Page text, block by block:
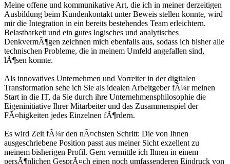
Meine offene und kommunikative Art, die ich in meiner derzeitigen
Ausbildung beim Kundenkontakt unter Beweis stellen konnte, wird
mir die Integration in ein bereits bestehendes Team erleichtern.
Belastbarkeit und ein gutes logisches und analytisches
DenkvermÃ¶gen zeichnen mich ebenfalls aus, sodass ich bisher alle
technischen Probleme, die in meinem Umfeld angefallen sind,
lÃ¶sen konnte.
Als innovatives Unternehmen und Vorreiter in der digitalen
Transformation sehe ich Sie als idealen Arbeitgeber fÃ¼r meinen
Start in die IT, da Sie durch ihre Unternehmensphilosophie die
Eigeninitiative Ihrer Mitarbeiter und das Zusammenspiel der
FÃ¤higkeiten jedes Einzelnen fÃ¶rdern.
Es wird Zeit fÃ¼r den nÃ¤chsten Schritt: Die von Ihnen
ausgeschriebene Position passt aus meiner Sicht exzellent zu
meinem bisherigen Profil. Gern vermittle ich Ihnen in einem
persÃ¶nlichen GesprÃ¤ch einen noch umfassenderen Eindruck von